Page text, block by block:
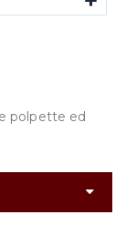
polpette ed